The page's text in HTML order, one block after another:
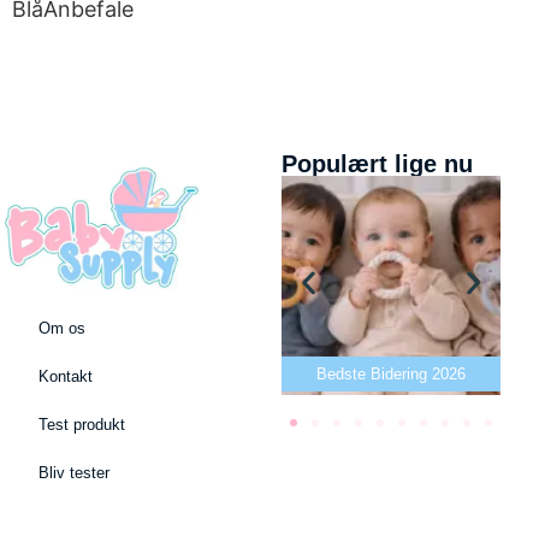
BlåAnbefale
Om os
Kontakt
Test produkt
Bliv tester
Populært lige nu
Bedste puslepude 2026 Bedste Bidering 2026